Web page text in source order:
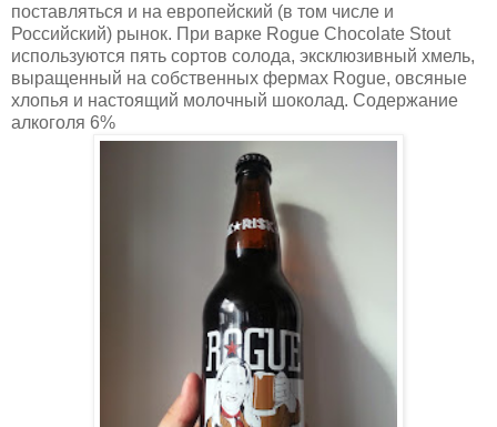
поставляться и на европейский (в том числе и
Российский) рынок. При варке Rogue Chocolate Stout
используются пять сортов солода, эксклюзивный хмель,
выращенный на собственных фермах Rogue, овсяные
хлопья и настоящий молочный шоколад. Содержание
алкоголя 6%